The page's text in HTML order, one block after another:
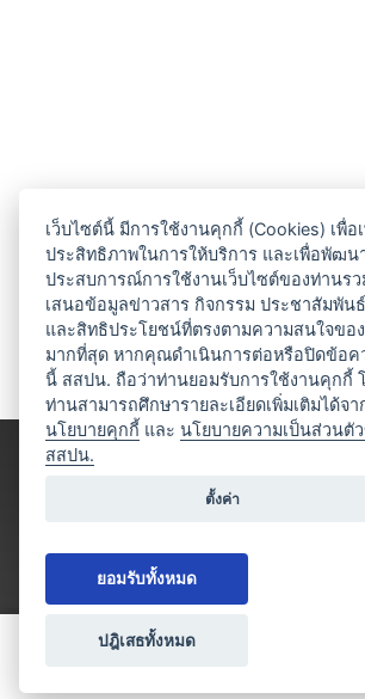
เว็บไซต์นี้ มีการใช้งานคุกกี้ (Cookies) เพื่อ
ประสิทธิภาพในการให้บริการ และเพื่อพัฒน
ประสบการณ์การใช้งานเว็บไซต์ของท่านรว
เสนอข้อมูลข่าวสาร กิจกรรม ประชาสัมพันธ์
และสิทธิประโยชน์ที่ตรงตามความสนใจขอ
มากที่สุด หากคุณดำเนินการต่อหรือปิดข้อค
นี้ สสปน. ถือว่าท่านยอมรับการใช้งานคุกกี้
ท่านสามารถศึกษารายละเอียดเพิ่มเติมได้จา
นโยบายคุกกี้ และนโยบายความเป็นส่วนตั
สสปน.
ตั้งค่า
ยอมรับทั้งหมด
ปฎิเสธทั้งหมด